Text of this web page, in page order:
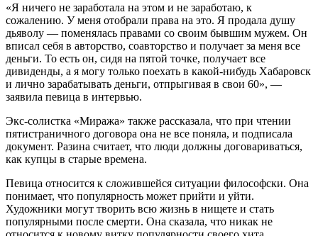
«Я ничего не заработала на этом и не заработаю, к
сожалению. У меня отобрали права на это. Я продала душу
дьяволу — поменялась правами со своим бывшим мужем. Он
вписал себя в авторство, соавторство и получает за меня все
деньги. То есть он, сидя на пятой точке, получает все
дивиденды, а я могу только поехать в какой-нибудь Хабаровск
и лично зарабатывать деньги, отпрыгивая в свои 60», —
заявила певица в интервью.
Экс-солистка «Миража» также рассказала, что при чтении
пятистраничного договора она не все поняла, и подписала
документ. Разина считает, что люди должны договариваться,
как купцы в старые времена.
Певица относится к сложившейся ситуации философски. Она
понимает, что популярность может прийти и уйти.
Художники могут творить всю жизнь в нищете и стать
популярными после смерти. Она сказала, что никак не